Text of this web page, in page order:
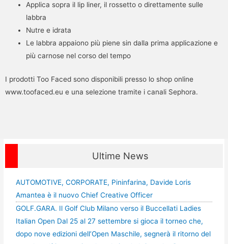
Applica sopra il lip liner, il rossetto o direttamente sulle
labbra
Nutre e idrata
Le labbra appaiono più piene sin dalla prima applicazione e
più carnose nel corso del tempo
I prodotti Too Faced sono disponibili presso lo shop online
www.toofaced.eu e una selezione tramite i canali Sephora.
Ultime News
AUTOMOTIVE, CORPORATE, Pininfarina, Davide Loris
Amantea è il nuovo Chief Creative Officer
GOLF.GARA. Il Golf Club Milano verso il Buccellati Ladies
Italian Open Dal 25 al 27 settembre si gioca il torneo che,
dopo nove edizioni dell’Open Maschile, segnerà il ritorno del